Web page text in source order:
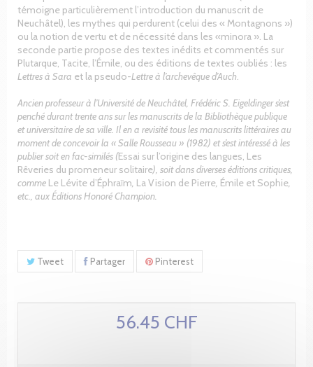
témoigne particulièrement l’introduction du manuscrit de
Neuchâtel), les mythes qui perdurent (celui des « Montagnons »)
ou la notion de vertu et de nécessité dans les «minora ». La
seconde partie propose des textes inédits et commentés sur
Plutarque, Tacite, l’Émile, ou des éditions de textes oubliés : les
Lettres à Sara et la pseudo-Lettre à l’archevêque d’Auch
Ancien professeur à l’Université de Neuchâtel, Frédéric S. Eigeldinger s’est
penché durant trente ans sur les manuscrits de la Bibliothèque publique
et universitaire de sa ville. Il en a revisité tous les manuscrits littéraires au
moment de concevoir la « Salle Rousseau » (1982) et s’est intéressé à les
publier soit en fac-similés (Essai sur l’origine des langues, Les
Rêveries du promeneur solitaire), soit dans diverses éditions critiques,
comme Le Lévite d’Éphraïm La Vision de Pierre Émile et Sophie
etc., aux Éditions Honoré Champion.
Tweet Partager Pinterest
56.45 CHF